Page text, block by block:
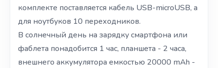
комплекте поставляется кабель USB-microUSB, а
для ноутбуков 10 переходников.
В солнечный день на зарядку смартфона или
фаблета понадобится 1 час, планшета - 2 часа,
внешнего аккумулятора емкостью 20000 mAh -